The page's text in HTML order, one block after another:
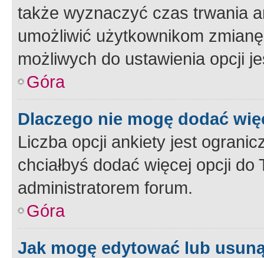
także wyznaczyć czas trwania
umożliwić użytkownikom
możliwych do ustawienia opcji
Góra
Dlaczego nie mogę dodać
Liczba opcji ankiety jest
chciałbyś dodać więcej opcji
administratorem forum.
Góra
Jak mogę edytować lub